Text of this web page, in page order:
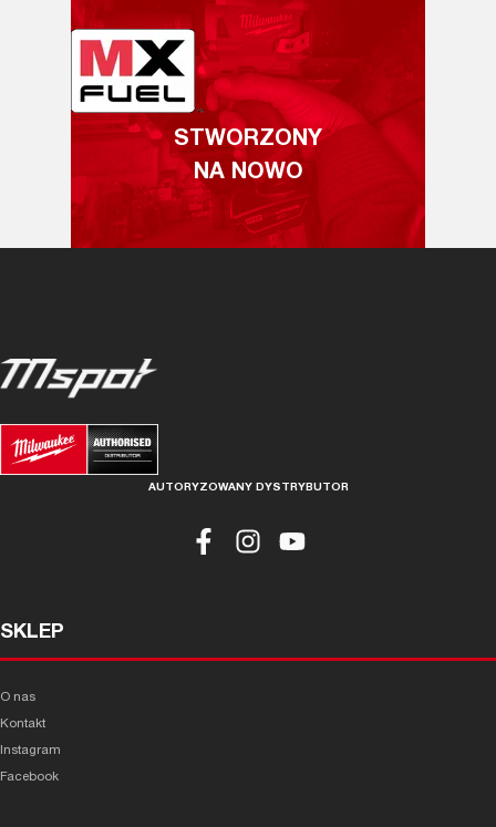
STWORZONY
NA NOWO
AUTORYZOWANY DYSTRYBUTOR
SKLEP
O nas
Kontakt
Instagram
Facebook